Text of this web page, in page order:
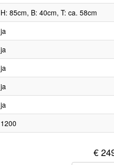
H: 85cm, B: 40cm, T: ca. 58cm
ja
ja
ja
ja
ja
1200
€